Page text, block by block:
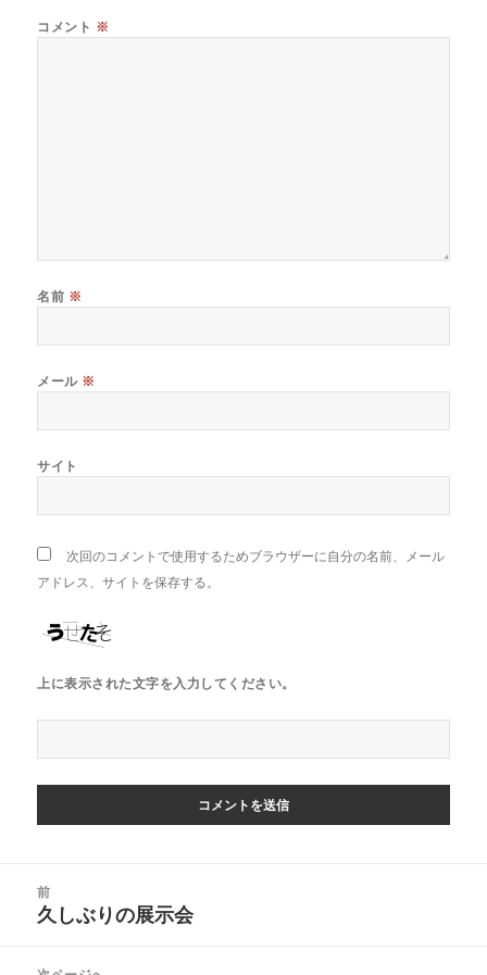
コメント ※
名前 ※
メール ※
サイト
次回のコメントで使用するためブラウザーに自分の名前、メール
アドレス、サイトを保存する。
上に表示された文字を入力してください。
前
前
投
久しぶりの展示会